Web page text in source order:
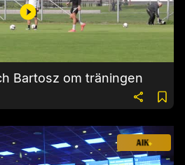
Bartosz om träningen